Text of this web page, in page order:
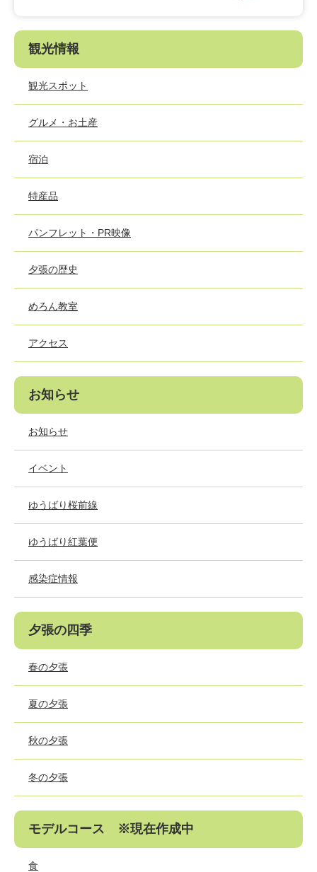
観光情報
観光スポット
グルメ・お土産
宿泊
特産品
パンフレット・PR映像
夕張の歴史
めろん教室
アクセス
お知らせ
お知らせ
イベント
ゆうばり桜前線
ゆうばり紅葉便
感染症情報
夕張の四季
春の夕張
夏の夕張
秋の夕張
冬の夕張
モデルコース ※現在作成中
食